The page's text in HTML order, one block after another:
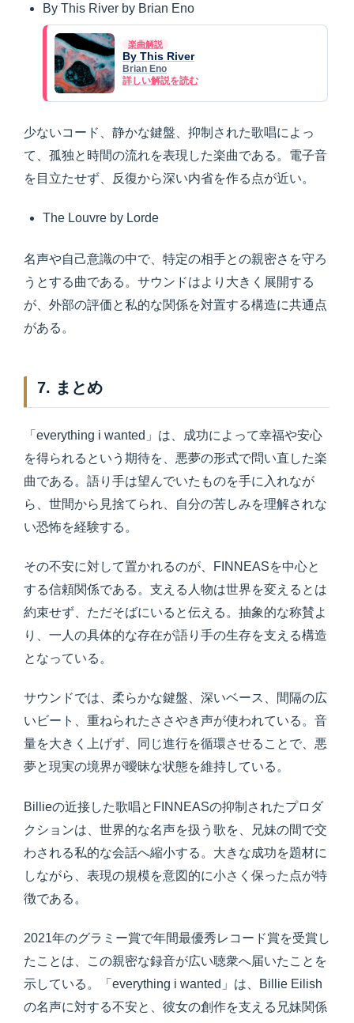
By This River by Brian Eno
楽曲解説
By This River
Brian Eno
詳しい解説を読む
少ないコード、静かな鍵盤、抑制された歌唱によっ
て、孤独と時間の流れを表現した楽曲である。電子音
を目立たせず、反復から深い内省を作る点が近い。
The Louvre by Lorde
名声や自己意識の中で、特定の相手との親密さを守ろ
うとする曲である。サウンドはより大きく展開する
が、外部の評価と私的な関係を対置する構造に共通点
がある。
7. まとめ
「everything i wanted」は、成功によって幸福や安心
を得られるという期待を、悪夢の形式で問い直した楽
曲である。語り手は望んでいたものを手に入れなが
ら、世間から見捨てられ、自分の苦しみを理解されな
い恐怖を経験する。
その不安に対して置かれるのが、FINNEASを中心と
する信頼関係である。支える人物は世界を変えるとは
約束せず、ただそばにいると伝える。抽象的な称賛よ
り、一人の具体的な存在が語り手の生存を支える構造
となっている。
サウンドでは、柔らかな鍵盤、深いベース、間隔の広
いビート、重ねられたささやき声が使われている。音
量を大きく上げず、同じ進行を循環させることで、悪
夢と現実の境界が曖昧な状態を維持している。
Billieの近接した歌唱とFINNEASの抑制されたプロダ
クションは、世界的な名声を扱う歌を、兄妹の間で交
わされる私的な会話へ縮小する。大きな成功を題材に
しながら、表現の規模を意図的に小さく保った点が特
徴である。
2021年のグラミー賞で年間最優秀レコード賞を受賞し
たことは、この親密な録音が広い聴衆へ届いたことを
示している。「everything i wanted」は、Billie Eilish
の名声に対する不安と、彼女の創作を支える兄妹関係